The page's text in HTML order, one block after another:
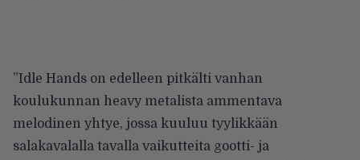
”Idle Hands on edelleen pitkälti vanhan
koulukunnan heavy metalista ammentava
melodinen yhtye, jossa kuuluu tyylikkään
salakavalalla tavalla vaikutteita gootti- ja